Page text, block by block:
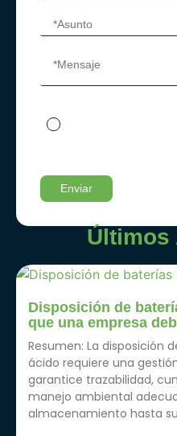
Últimos
Disposición de
que una empresa
Resumen: La disposición
ácido requiere una
garantice trazabilidad,
manejo ambiental
almacenamiento hasta